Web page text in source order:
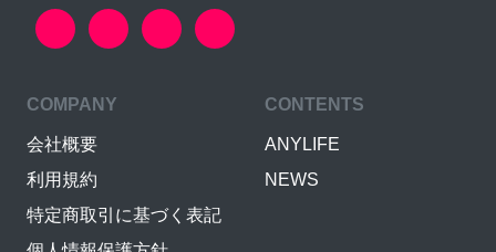
COMPANY
会社概要
利用規約
特定商取引に基づく表記
CONTENTS
ANYLIFE
NEWS